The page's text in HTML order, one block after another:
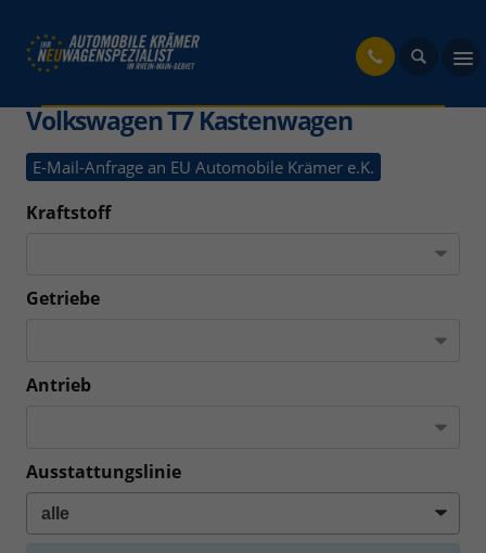
Volkswagen T7 Kastenwagen
E-Mail-Anfrage an EU Automobile Krämer e.K.
Kraftstoff
Getriebe
Antrieb
Ausstattungslinie